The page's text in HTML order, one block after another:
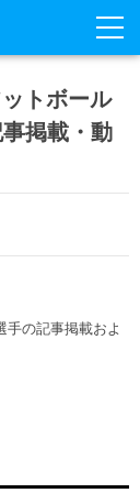
トボール
掲載・動
手の記事掲載およ